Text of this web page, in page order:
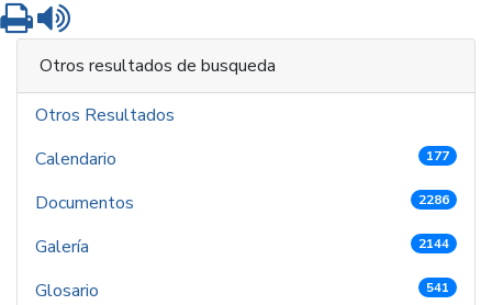
Imprimir
Otros resultados de busqueda
Otros Resultados
Calendario
177
Documentos 2286
Galería 2144
Glosario 541